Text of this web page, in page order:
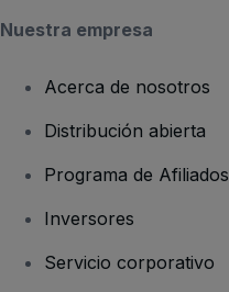
Nuestra empresa
Acerca de nosotros
Distribución abierta
Programa de Afiliados
Inversores
Servicio corporativo